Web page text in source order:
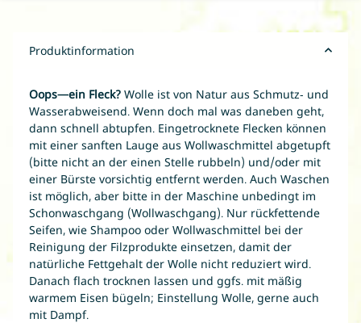
Produktinformation
Oops—ein Fleck? Wolle ist von Natur aus Schmutz- und
Wasserabweisend. Wenn doch mal was daneben geht,
dann schnell abtupfen. Eingetrocknete Flecken können
mit einer sanften Lauge aus Wollwaschmittel abgetupft
(bitte nicht an der einen Stelle rubbeln) und/oder mit
einer Bürste vorsichtig entfernt werden. Auch Waschen
ist möglich, aber bitte in der Maschine unbedingt im
Schonwaschgang (Wollwaschgang). Nur rückfettende
Seifen, wie Shampoo oder Wollwaschmittel bei der
Reinigung der Filzprodukte einsetzen, damit der
natürliche Fettgehalt der Wolle nicht reduziert wird.
Danach flach trocknen lassen und ggfs. mit mäßig
warmem Eisen bügeln; Einstellung Wolle, gerne auch
mit Dampf.